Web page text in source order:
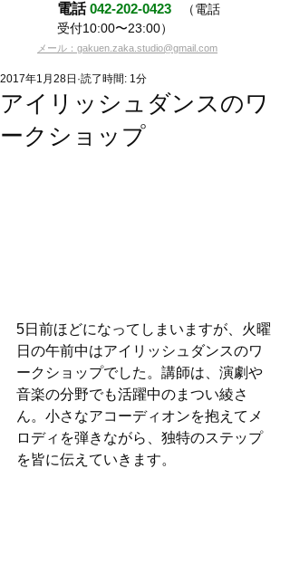
電話042-202-0423
（電話
受付10:00〜23:00）
メール：gakuen.zaka.studio@gmail.com
アイリッシュダンスのワ
ークショップ
2017年1月28日 読了時間: 1分
5日前ほどになってしまいますが、火曜
日の午前中はアイリッシュダンスのワ
ークショップでした。講師は、演劇や
音楽の分野でも活躍中のまつい綾さ
ん。小さなアコーディオンを抱えてメ
ロディを弾きながら、独特のステップ
を皆に伝えていきます。